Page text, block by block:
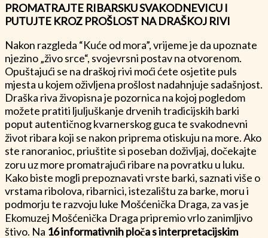
PROMATRAJTE RIBARSKU SVAKODNEVICU I
PUTUJTE KROZ PROŠLOST NA DRAŠKOJ RIVI
Nakon razgleda “Kuće od mora”, vrijeme je da upoznate
njezino „živo srce“, svojevrsni postav na otvorenom.
Opuštajući se na draškoj rivi moći ćete osjetite puls
mjesta u kojem oživljena prošlost nadahnjuje sadašnjost.
Draška riva živopisna je pozornica na kojoj pogledom
možete pratiti ljuljuškanje drvenih tradicijskih barki
poput autentičnog kvarnerskog guca te svakodnevni
život ribara koji se nakon priprema otiskuju na more. Ako
ste ranoranioc, priuštite si poseban doživljaj, dočekajte
zoru uz more promatrajući ribare na povratku u luku.
Kako biste mogli prepoznavati vrste barki, saznati više o
vrstama ribolova, ribarnici, istezalištu za barke, moru i
podmorju te razvoju luke Mošćenička Draga, za vas je
Ekomuzej Mošćenička Draga pripremio vrlo zanimljivo
štivo. Na 16 informativnih ploča s interpretacijskim